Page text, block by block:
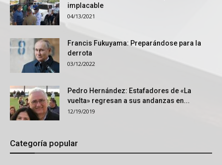
implacable
04/13/2021
Francis Fukuyama: Preparándose para la
derrota
03/12/2022
Pedro Hernández: Estafadores de «La
vuelta» regresan a sus andanzas en...
12/19/2019
Categoría popular